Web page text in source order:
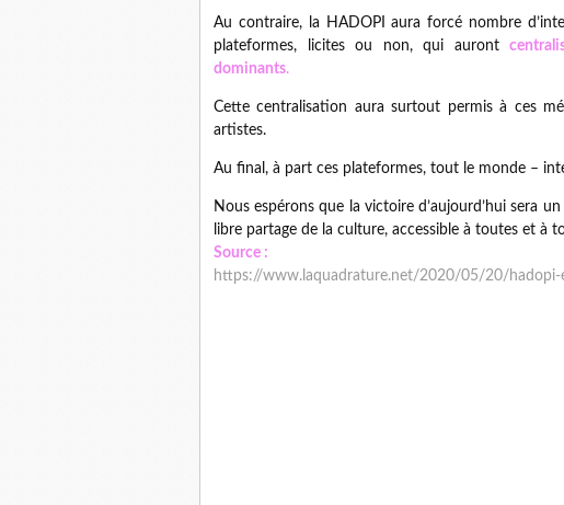
Au contraire, la HADOPI aura forcé nombre
plateformes, licites ou non, qui auront
dominants.
Cette centralisation aura surtout permis à ces
artistes.
Au final, à part ces plateformes, tout le monde –
Nous espérons que la victoire d’aujourd’hui sera
libre partage de la culture, accessible à toutes et à
Source :
https://www.laquadrature.net/2020/05/20/hadopi-